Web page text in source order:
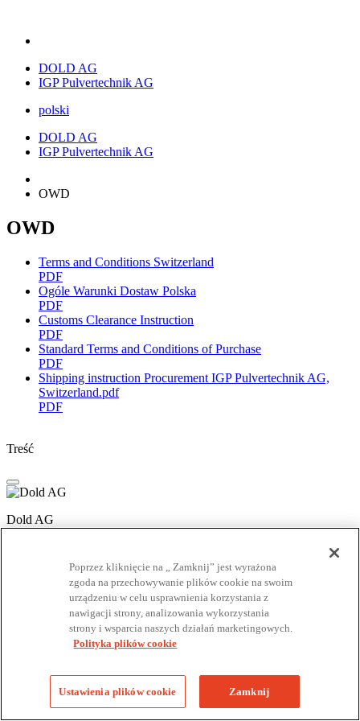
DOLD AG
IGP Pulvertechnik AG
polski
DOLD AG
IGP Pulvertechnik AG
OWD
OWD
Terms and Conditions Switzerland
PDF
Ogóle Warunki Dostaw Polska
PDF
Customs Clearance Instruction
PDF
Standard Terms and Conditions of Purchase
PDF
Shipping instruction Procurement IGP Pulvertechnik AG,
Switzerland.pdf
PDF
Treść
Dold AG
+41 44 8774848
info@dold.ch
IGP Pulvertechnik AG
Ringstrasse 30
CH-9500 Wil
+41 71 9298111info@igp-powder.com
ImpressumOWD Cookies
Poprzez kliknięcie na „ Zamknij” jest wyrażona
zgoda na przechowywanie plików cookie na swoim
urządzeniu w celu usprawnienia korzystania z
nawigacji strony, analizowania wykorzystania
strony i wsparcia naszych działań marketingowych.
Polityka plików cookie
Ustawienia plików cookie Zamknij